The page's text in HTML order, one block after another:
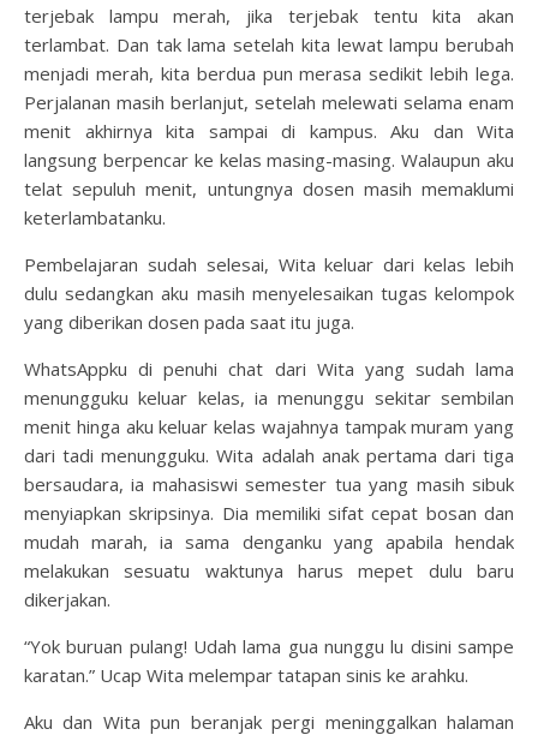
terjebak lampu merah, jika terjebak tentu kita akan
terlambat. Dan tak lama setelah kita lewat lampu berubah
menjadi merah, kita berdua pun merasa sedikit lebih lega.
Perjalanan masih berlanjut, setelah melewati selama enam
menit akhirnya kita sampai di kampus. Aku dan Wita
langsung berpencar ke kelas masing-masing. Walaupun aku
telat sepuluh menit, untungnya dosen masih memaklumi
keterlambatanku.
Pembelajaran sudah selesai, Wita keluar dari kelas lebih
dulu sedangkan aku masih menyelesaikan tugas kelompok
yang diberikan dosen pada saat itu juga.
WhatsAppku di penuhi chat dari Wita yang sudah lama
menungguku keluar kelas, ia menunggu sekitar sembilan
menit hinga aku keluar kelas wajahnya tampak muram yang
dari tadi menungguku. Wita adalah anak pertama dari tiga
bersaudara, ia mahasiswi semester tua yang masih sibuk
menyiapkan skripsinya. Dia memiliki sifat cepat bosan dan
mudah marah, ia sama denganku yang apabila hendak
melakukan sesuatu waktunya harus mepet dulu baru
dikerjakan.
“Yok buruan pulang! Udah lama gua nunggu lu disini sampe
karatan.” Ucap Wita melempar tatapan sinis ke arahku.
Aku dan Wita pun beranjak pergi meninggalkan halaman